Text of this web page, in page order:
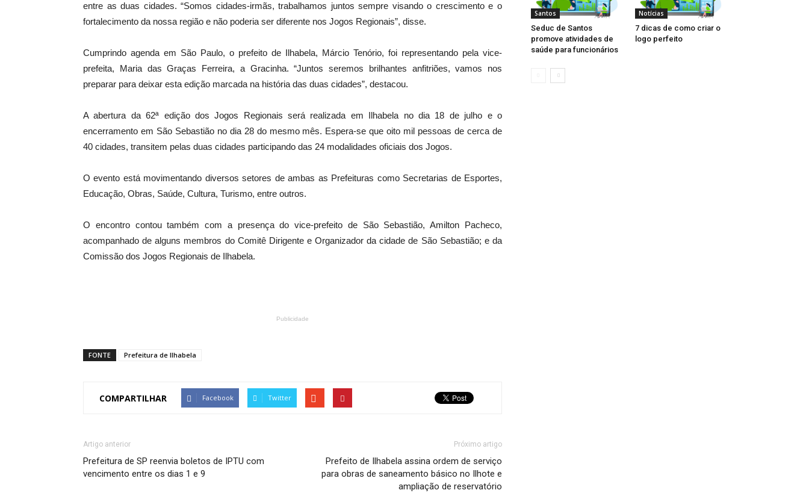
entre as duas cidades. “Somos cidades-irmãs, trabalhamos juntos sempre visando o crescimento e o
fortalecimento da nossa região e não poderia ser diferente nos Jogos Regionais”, disse.
Cumprindo agenda em São Paulo, o prefeito de Ilhabela, Márcio Tenório, foi representando pela vice-
prefeita, Maria das Graças Ferreira, a Gracinha. “Juntos seremos brilhantes anfitriões, vamos nos
preparar para deixar esta edição marcada na história das duas cidades”, destacou.
A abertura da 62ª edição dos Jogos Regionais será realizada em Ilhabela no dia 18 de julho e o
encerramento em São Sebastião no dia 28 do mesmo mês. Espera-se que oito mil pessoas de cerca de
40 cidades, transitem pelas duas cidades participando das 24 modalidades oficiais dos Jogos.
O evento está movimentando diversos setores de ambas as Prefeituras como Secretarias de Esportes,
Educação, Obras, Saúde, Cultura, Turismo, entre outros.
O encontro contou também com a presença do vice-prefeito de São Sebastião, Amilton Pacheco,
acompanhado de alguns membros do Comitê Dirigente e Organizador da cidade de São Sebastião; e da
Comissão dos Jogos Regionais de Ilhabela.
Publicidade
FONTE Prefeitura de Ilhabela
COMPARTILHAR Facebook Twitter
Artigo anterior
Prefeitura de SP reenvia boletos de IPTU com
vencimento entre os dias 1 e 9
Próximo artigo
Prefeito de Ilhabela assina ordem de serviço
para obras de saneamento básico no Ilhote e
ampliação de reservatório
Santos
Seduc de Santos
promove atividades de
saúde para funcionários
Notícias
7 dicas de como criar o
logo perfeito